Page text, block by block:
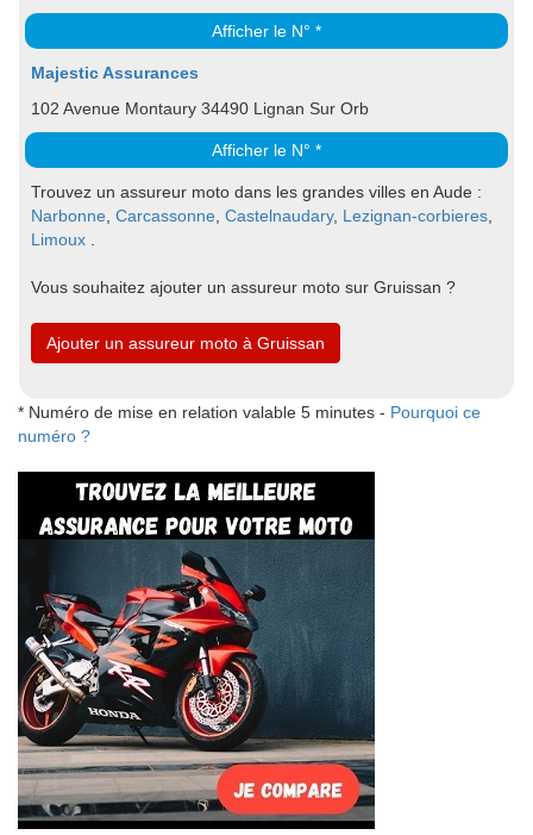
Afficher le N° *
Majestic Assurances
102 Avenue Montaury 34490 Lignan Sur Orb
Afficher le N° *
Trouvez un assureur moto dans les grandes villes en Aude :
Narbonne Carcassonne Castelnaudary, Lezignan-corbieres
Limoux
Vous souhaitez ajouter un assureur moto sur Gruissan ?
Ajouter un assureur moto à Gruissan
* Numéro de mise en relation valable 5 minutes - Pourquoi ce
numéro ?